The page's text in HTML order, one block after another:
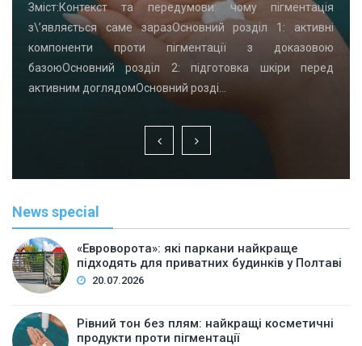
Зміст:Контекст та передумови: чому пігментація
з\’являється саме заразОсновний розділ 1: активні
компоненти проти пігментації з доказовою
базоюОсновний розділ 2: підготовка шкіри перед
активним доглядомОсновний розді…
News special
«Евроворота»: які паркани найкраще
підходять для приватних будинків у Полтаві
20.07.2026
Рівний тон без плям: найкращі косметичні
продукти проти пігментації